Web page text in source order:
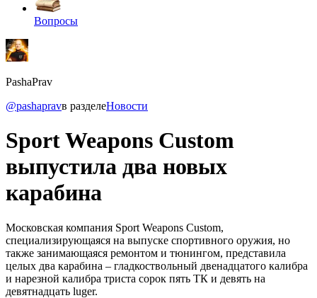
Вопросы
PashaPrav
@pashapravв разделеНовости
Sport Weapons Custom
выпустила два новых
карабина
Московская компания Sport Weapons Custom,
специализирующаяся на выпуске спортивного оружия, но
также занимающаяся ремонтом и тюнингом, представила
целых два карабина – гладкоствольный двенадцатого калибра
и нарезной калибра триста сорок пять ТК и девять на
девятнадцать luger.